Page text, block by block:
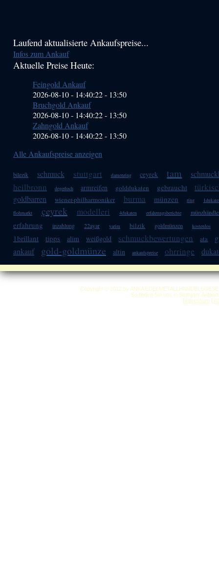
Haupt-
Sidebar
Laufend aktualisierte Ankaufspreise...
Infos zum Ankauf
Aktuelle Preise Heute:
Feingold Ankauf
2026-08-10 - 14:40:22- 13:50
Bruchgold Ankauf
2026-08-10 - 14:40:22- 13:50
Zahngold Ankauf
2026-08-10 - 14:40:22- 13:50
Alle Ankaufspreise anzeigen
bilezik schmuck stuttgart damenring ceyrek tam
heilbronn degerloch armreifen golddukaten gebraucht
goldbarren wiener-philharmoniker burma münzen ring
flohmarkt
çeyrek modelleri 4dukaten erfahrungsberichte
erfahrung inzahlung 22ayar yarim bilzik goldmünzen kostenlos
1brillant tipps alim weißgold schmuckbewertungen ata
ankauf
gold-goldmünze altin ankaufspreise ohrringe
Copyright © 2012 by ANKA
So finden Sie uns in Stuttgart:
Impressum|